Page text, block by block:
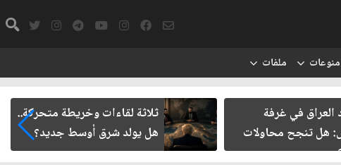
منوعات ملفات
العراق في غرفة
هل تنجح محاولات
ثلاثة لقاءات وخريطة متحركة..
هل يولد شرق أوسط جديد؟